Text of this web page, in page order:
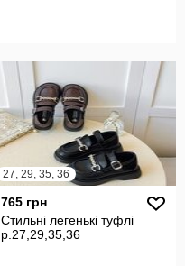
27, 29, 35, 36
765 грн
Стильні легенькі туфлі
р.27,29,35,36